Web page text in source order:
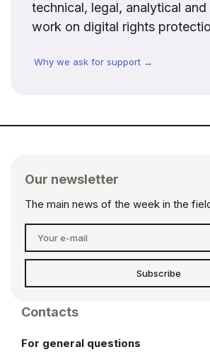
technical, legal, analytical
work on digital rights
Why we ask for support →
Our newsletter
The main news of the week in the
Subscribe
Contacts
For general questions